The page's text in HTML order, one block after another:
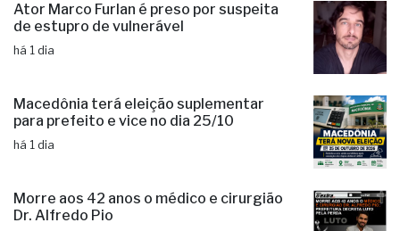
Ator Marco Furlan é preso por suspeita
de estupro de vulnerável
há 1 dia
Macedônia terá eleição suplementar
para prefeito e vice no dia 25/10
há 1 dia
Morre aos 42 anos o médico e cirurgião
Dr. Alfredo Pio